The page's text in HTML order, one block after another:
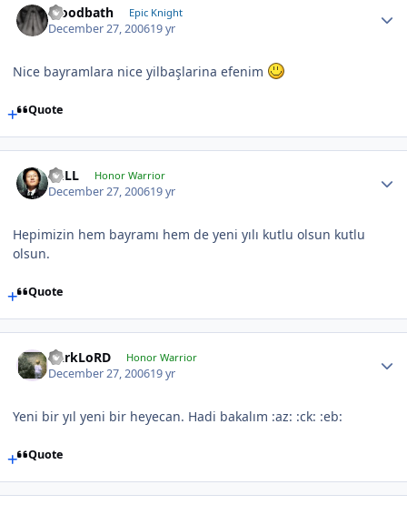
bloodbath Epic Knight
December 27, 200619 yr
Nice bayramlara nice yilbaşlarina efenim
Quote
BuLL Honor Warrior
December 27, 200619 yr
Hepimizin hem bayramı hem de yeni yılı kutlu olsun kutlu
olsun.
Quote
DarkLoRD Honor Warrior
December 27, 200619 yr
Yeni bir yıl yeni bir heyecan. Hadi bakalım :az: :ck: :eb:
Quote